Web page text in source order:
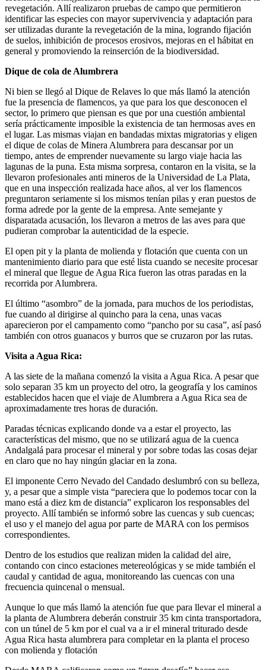
revegetación. Allí realizaron pruebas de campo que permitieron
identificar las especies con mayor supervivencia y adaptación para
ser utilizadas durante la revegetación de la mina, logrando fijación
de suelos, inhibición de procesos erosivos, mejoras en el hábitat en
general y promoviendo la reinserción de la biodiversidad.
Dique de cola de Alumbrera
Ni bien se llegó al Dique de Relaves lo que más llamó la atención
fue la presencia de flamencos, ya que para los que desconocen el
sector, lo primero que piensan es que por una cuestión ambiental
sería prácticamente imposible la existencia de tan hermosas aves en
el lugar. Las mismas viajan en bandadas mixtas migratorias y eligen
el dique de colas de Minera Alumbrera para descansar por un
tiempo, antes de emprender nuevamente su largo viaje hacia las
lagunas de la puna. Esta misma sorpresa, contaron en la visita, se la
llevaron profesionales anti mineros de la Universidad de La Plata,
que en una inspección realizada hace años, al ver los flamencos
preguntaron seriamente si los mismos tenían pilas y eran puestos de
forma adrede por la gente de la empresa. Ante semejante y
disparatada acusación, los llevaron a metros de las aves para que
pudieran comprobar la autenticidad de la especie.
El open pit y la planta de molienda y flotación que cuenta con un
mantenimiento diario para que esté lista cuando se necesite procesar
el mineral que llegue de Agua Rica fueron las otras paradas en la
recorrida por Alumbrera.
El último “asombro” de la jornada, para muchos de los periodistas,
fue cuando al dirigirse al quincho para la cena, unas vacas
aparecieron por el campamento como “pancho por su casa”, así pasó
también con otros guanacos y burros que se cruzaron por las rutas.
Visita a Agua Rica:
A las siete de la mañana comenzó la visita a Agua Rica. A pesar que
solo separan 35 km un proyecto del otro, la geografía y los caminos
establecidos hacen que el viaje de Alumbrera a Agua Rica sea de
aproximadamente tres horas de duración.
Paradas técnicas explicando donde va a estar el proyecto, las
características del mismo, que no se utilizará agua de la cuenca
Andalgalá para procesar el mineral y por sobre todas las cosas dejar
en claro que no hay ningún glaciar en la zona.
El imponente Cerro Nevado del Candado deslumbró con su belleza,
y, a pesar que a simple vista “pareciera que lo podemos tocar con la
mano está a diez km de distancia” explicaron los responsables del
proyecto. Allí también se informó sobre las cuencas y sub cuencas;
el uso y el manejo del agua por parte de MARA con los permisos
correspondientes.
Dentro de los estudios que realizan miden la calidad del aire,
contando con cinco estaciones metereológicas y se mide también el
caudal y cantidad de agua, monitoreando las cuencas con una
frecuencia quincenal o mensual.
Aunque lo que más llamó la atención fue que para llevar el mineral a
la planta de Alumbrera deberán construir 35 km cinta transportadora,
con un túnel de 5 km por el cual va a ir el mineral triturado desde
Agua Rica hasta alumbrera para completar en la planta el proceso
con molienda y flotación